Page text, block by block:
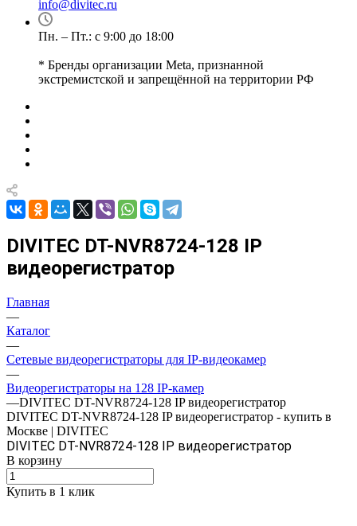
info@divitec.ru
Пн. – Пт.: с 9:00 до 18:00
* Бренды организации Meta, признанной
экстремистской и запрещённой на территории РФ
DIVITEC DT-NVR8724-128 IP
видеорегистратор
Главная
—
Каталог
—
Сетевые видеорегистраторы для IP-видеокамер
—
Видеорегистраторы на 128 IP-камер
—DIVITEC DT-NVR8724-128 IP видеорегистратор
DIVITEC DT-NVR8724-128 IP видеорегистратор - купить в
Москве | DIVITEC
DIVITEC DT-NVR8724-128 IP видеорегистратор
В корзину
Купить в 1 клик